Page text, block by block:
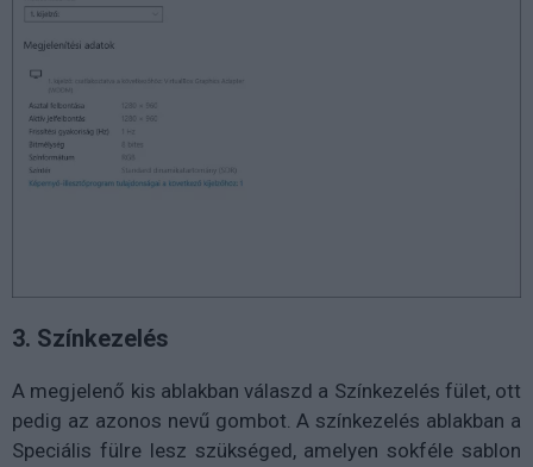
3. Színkezelés
A megjelenő kis ablakban válaszd a Színkezelés fület, ott
pedig az azonos nevű gombot. A színkezelés ablakban a
Speciális fülre lesz szükséged, amelyen sokféle sablon